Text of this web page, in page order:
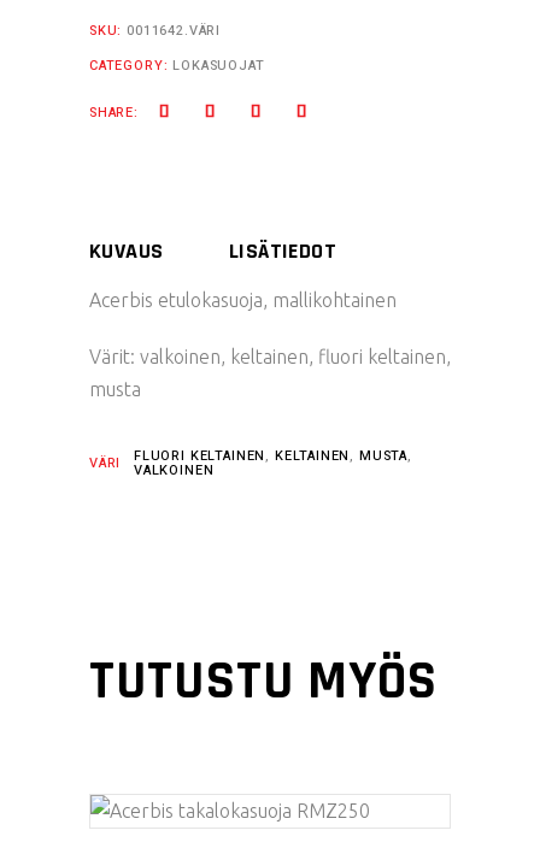
SKU: 0011642.VÄRI
CATEGORY: LOKASUOJAT
SHARE:
KUVAUS LISÄTIEDOT
Acerbis etulokasuoja, mallikohtainen
Värit: valkoinen, keltainen, fluori keltainen,
musta
VÄRI FLUORI KELTAINEN, KELTAINEN, MUSTA,
VALKOINEN
TUTUSTU MYÖS
Tällä